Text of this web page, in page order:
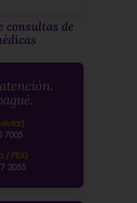
consultas de
7005
/ PBX)
2055